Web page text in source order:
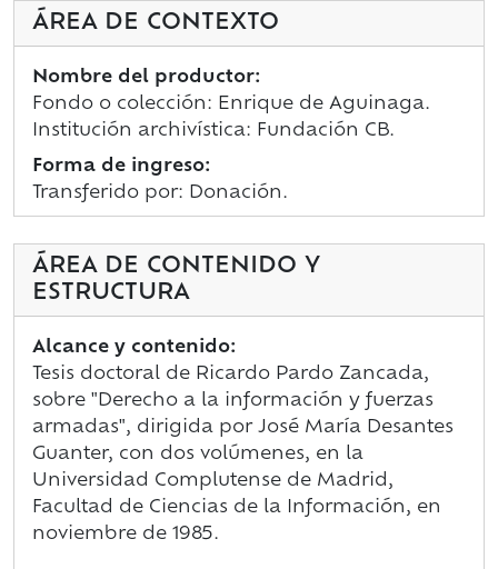
ÁREA DE CONTEXTO
Nombre del productor:
Fondo o colección: Enrique de Aguinaga.
Institución archivística: Fundación CB.
Forma de ingreso:
Transferido por: Donación.
ÁREA DE CONTENIDO Y
ESTRUCTURA
Alcance y contenido:
Tesis doctoral de Ricardo Pardo Zancada,
sobre "Derecho a la información y fuerzas
armadas", dirigida por José María Desantes
Guanter, con dos volúmenes, en la
Universidad Complutense de Madrid,
Facultad de Ciencias de la Información, en
noviembre de 1985.